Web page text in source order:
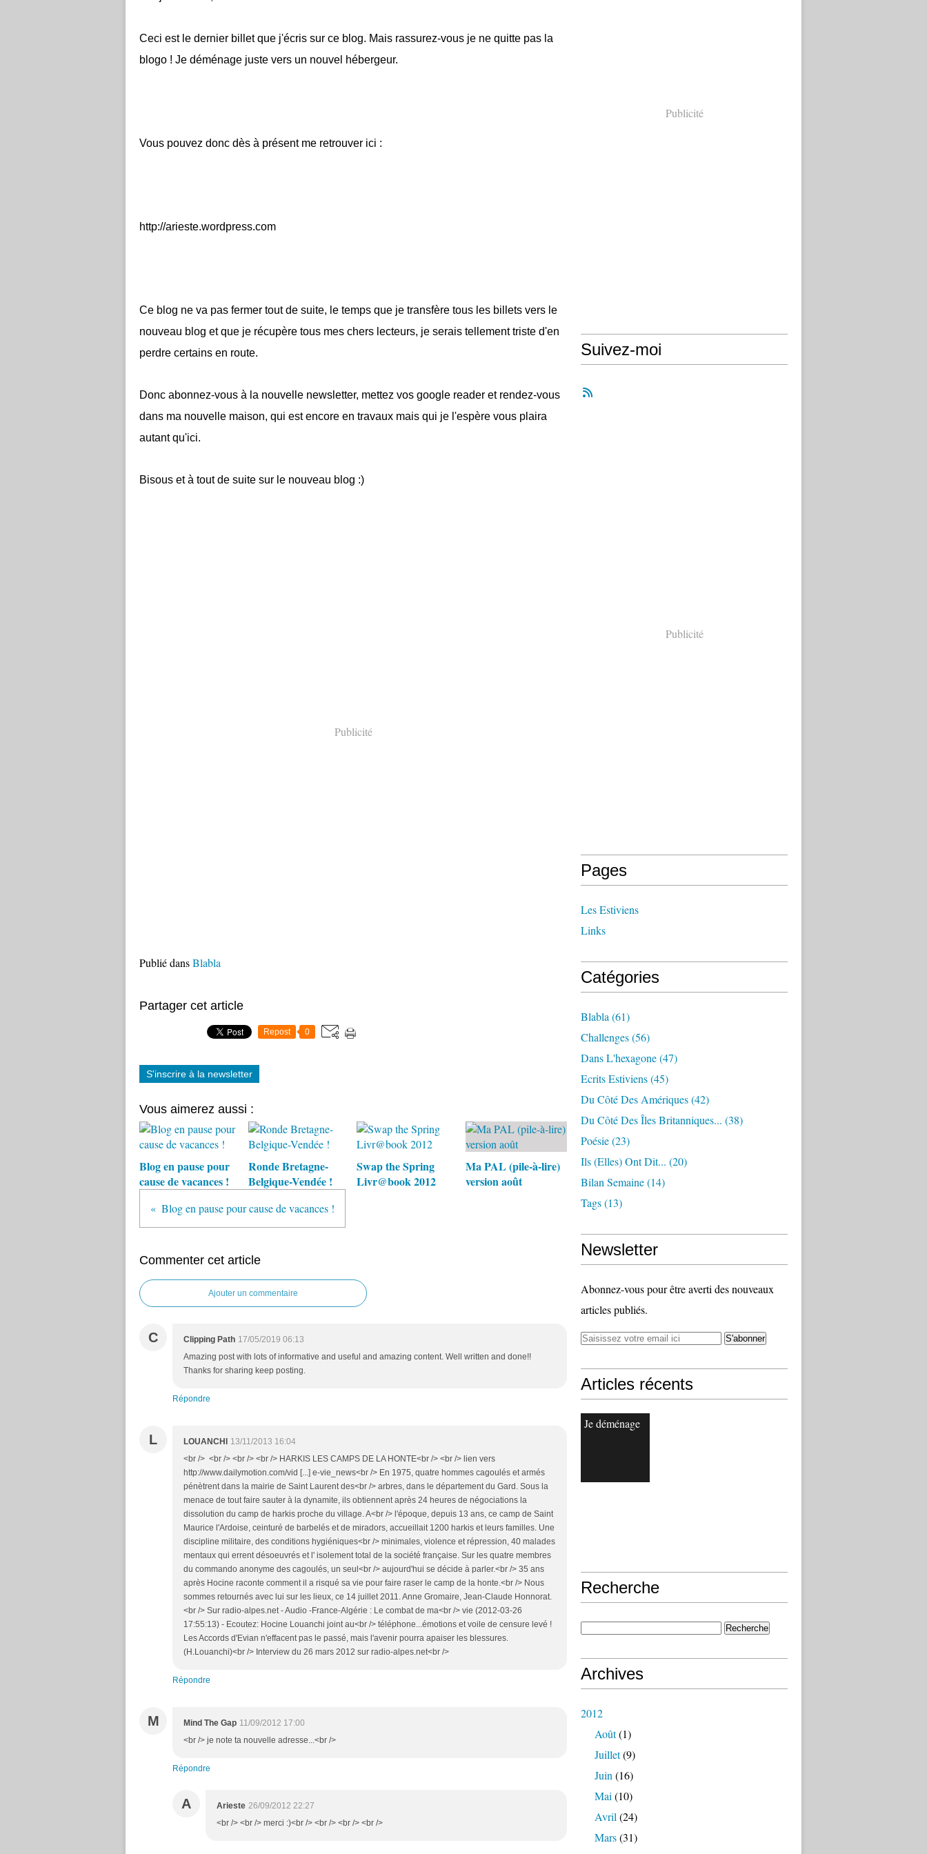
Ceci est le dernier billet que j'écris sur ce blog. Mais rassurez-vous je ne quitte pas la
blogo ! Je déménage juste vers un nouvel hébergeur.
Vous pouvez donc dès à présent me retrouver ici :
http://arieste.wordpress.com
Ce blog ne va pas fermer tout de suite, le temps que je transfère tous les billets vers le
nouveau blog et que je récupère tous mes chers lecteurs, je serais tellement triste d'en
perdre certains en route.
Donc abonnez-vous à la nouvelle newsletter, mettez vos google reader et rendez-vous
dans ma nouvelle maison, qui est encore en travaux mais qui je l'espère vous plaira
autant qu'ici.
Bisous et à tout de suite sur le nouveau blog :)
Publicité
Publié dansBlabla
Partager cet article
Repost 0
S'inscrire à la newsletter
Vous aimerez aussi :
Blog en pause pour
cause de vacances !
Ronde Bretagne-
Belgique-Vendée !
Swap the Spring
Livr@book 2012
Ma PAL (pile-à-lire)
version août
Blog en pause pour cause de vacances !
Commenter cet article
Ajouter un commentaire
C Clipping Path 17/05/2019 06:13
Amazing post with lots of informative and useful and amazing content. Well written and done!!
Thanks for sharing keep posting.
Répondre
L LOUANCHI
13/11/2013 16:04
<br /> <br /> <br /> <br /> HARKIS LES CAMPS DE LA HONTE<br /> <br /> lien vers
http://www.dailymotion.com/vid [...] e-vie_news<br /> En 1975, quatre hommes cagoulés et armés
pénètrent dans la mairie de Saint Laurent des<br /> arbres, dans le département du Gard. Sous la
menace de tout faire sauter à la dynamite, ils obtiennent après 24 heures de négociations la
dissolution du camp de harkis proche du village. A<br /> l'époque, depuis 13 ans, ce camp de Saint
Maurice l'Ardoise, ceinturé de barbelés et de miradors, accueillait 1200 harkis et leurs familles. Une
discipline militaire, des conditions hygiéniques<br /> minimales, violence et répression, 40 malades
mentaux qui errent désoeuvrés et l' isolement total de la société française. Sur les quatre membres
du commando anonyme des cagoulés, un seul<br /> aujourd'hui se décide à parler.<br /> 35 ans
après Hocine raconte comment il a risqué sa vie pour faire raser le camp de la honte.<br /> Nous
sommes retournés avec lui sur les lieux, ce 14 juillet 2011. Anne Gromaire, Jean-Claude Honnorat.
<br /> Sur radio-alpes.net - Audio -France-Algérie : Le combat de ma<br /> vie (2012-03-26
17:55:13) - Ecoutez: Hocine Louanchi joint au<br /> téléphone...émotions et voile de censure levé !
Les Accords d'Evian n'effacent pas le passé, mais l'avenir pourra apaiser les blessures.
(H.Louanchi)<br /> Interview du 26 mars 2012 sur radio-alpes.net<br />
Répondre
M Mind The Gap 11/09/2012 17:00
<br /> je note ta nouvelle adresse...<br />
Répondre
A Arieste 26/09/2012 22:27
<br /> <br /> merci :)<br /> <br /> <br /> <br />
Publicité
Suivez-moi
Publicité
Pages
Les Estiviens
Links
Catégories
Blabla (61)
Challenges(56)
Dans L'hexagone(47)
Ecrits Estiviens(45)
Du Côté Des Amériques(42)
Du Côté Des Îles Britanniques... (38)
Poésie(23)
Ils (elles) Ont Dit... (20)
Bilan Semaine(14)
Tags(13)
Newsletter
Abonnez-vous pour être averti des nouveaux
articles publiés.
Articles récents
Je déménage
Recherche
Archives
2012
Août(1)
Juillet(9)
Juin (16)
Mai (10)
Avril (24)
Mars(31)